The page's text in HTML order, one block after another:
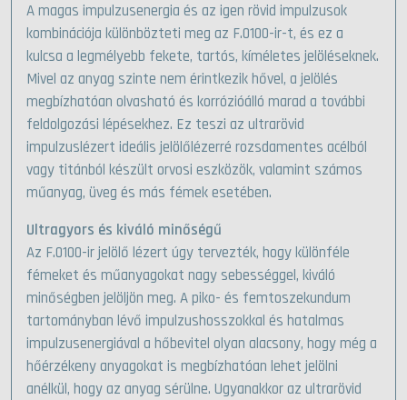
A magas impulzusenergia és az igen rövid impulzusok
kombinációja különbözteti meg az F.0100-ir-t, és ez a
kulcsa a legmélyebb fekete, tartós, kíméletes jelöléseknek.
Mivel az anyag szinte nem érintkezik hővel, a jelölés
megbízhatóan olvasható és korrózióálló marad a további
feldolgozási lépésekhez. Ez teszi az ultrarövid
impulzuslézert ideális jelölőlézerré rozsdamentes acélból
vagy titánból készült orvosi eszközök, valamint számos
műanyag, üveg és más fémek esetében.
Ultragyors és kiváló minőségű
Az F.0100-ir jelölő lézert úgy tervezték, hogy különféle
fémeket és műanyagokat nagy sebességgel, kiváló
minőségben jelöljön meg. A piko- és femtoszekundum
tartományban lévő impulzushosszokkal és hatalmas
impulzusenergiával a hőbevitel olyan alacsony, hogy még a
hőérzékeny anyagokat is megbízhatóan lehet jelölni
anélkül, hogy az anyag sérülne. Ugyanakkor az ultrarövid